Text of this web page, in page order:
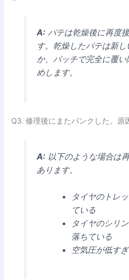
A:パテは乾燥後に再度
す。乾燥したパテは新
か、パッチで完全に覆
めします。
Q3. 修理後にまたパンクした。原
A:以下のような場合は
あります。
タイヤのトレ
ている
タイヤのシリ
落ちている
空気圧が低す